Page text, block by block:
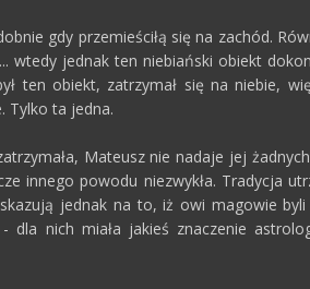
gdy przemieściłą się na zachód.
jednak ten niebiański obiekt
ten obiekt, zatrzymał się na niebie,
Tylko ta jedna.
Mateusz nie nadaje jej
innego powodu niezwykła. Tradycja
jednak na to, iż owi magowie
nich miała jakieś znaczenie